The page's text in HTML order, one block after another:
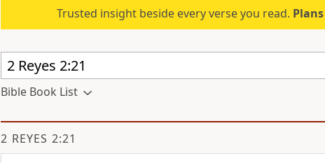
Trusted insight beside every verse you read.
Bible Book List
2 REYES 2:21